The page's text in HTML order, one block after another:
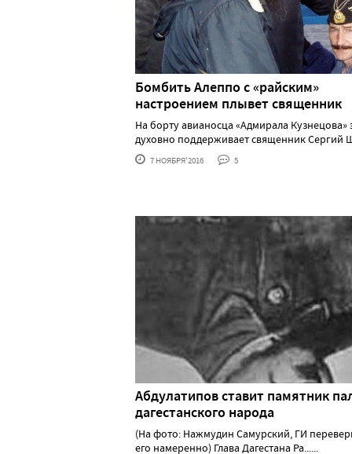
Бомбить Алеппо с «райским»
настроением плывет священник
На борту авианосца «Адмирала Кузнецова»
духовно поддерживает священник Сергий
7 НОЯБРЯ'2016 5
Абдулатипов ставит памятник
дагестанского народа
(На фото: Нажмудин Самурский, ГИ
его намеренно) Глава Дагестана Ра......